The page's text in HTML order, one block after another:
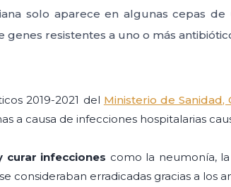
solo aparece en algunas cepas
resistentes a uno o más
2019-2021 del Ministerio de
causa de infecciones hospitalarias
curar infecciones como la neumonía,
consideraban erradicadas gracias a los